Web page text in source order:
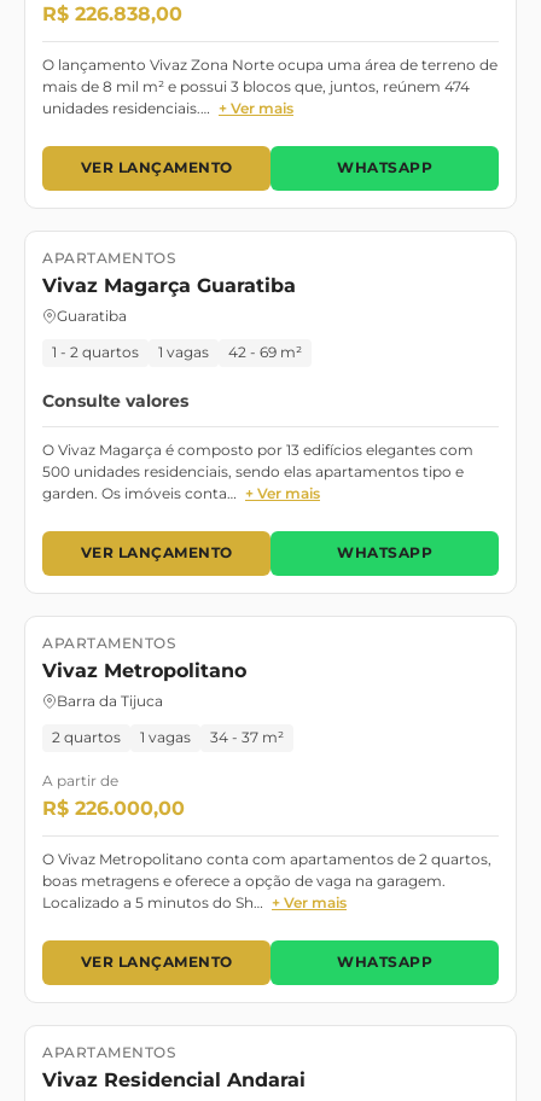
R$ 226.838,00
O lançamento Vivaz Zona Norte ocupa uma área de terreno de
mais de 8 mil m² e possui 3 blocos que, juntos, reúnem 474
unidades residenciais.… + Ver mais
VER LANÇAMENTO WHATSAPP
Lançamento
APARTAMENTOS
Vivaz Magarça Guaratiba
Guaratiba
1 - 2 quartos 1 vagas 42 - 69 m²
Consulte valores
O Vivaz Magarça é composto por 13 edifícios elegantes com
500 unidades residenciais, sendo elas apartamentos tipo e
garden. Os imóveis conta… + Ver mais
VER LANÇAMENTO WHATSAPP
Lançamento
APARTAMENTOS
Vivaz Metropolitano
Barra da Tijuca
2 quartos 1 vagas 34 - 37 m²
A partir de
R$ 226.000,00
O Vivaz Metropolitano conta com apartamentos de 2 quartos,
boas metragens e oferece a opção de vaga na garagem.
Localizado a 5 minutos do Sh… + Ver mais
VER LANÇAMENTO WHATSAPP
Lançamento Pronto para morar
APARTAMENTOS
Vivaz Residencial Andarai